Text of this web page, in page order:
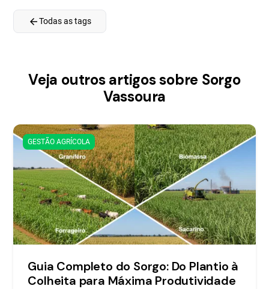
arrow_backTodas as tags
Veja outros artigos sobre Sorgo
Vassoura
GESTÃO AGRÍCOLA
Guia Completo do Sorgo: Do Plantio à
Colheita para Máxima Produtividade